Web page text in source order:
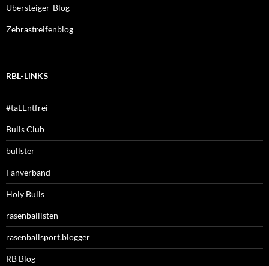
Übersteiger-Blog
Zebrastreifenblog
RBL-LINKS
#taLEntfrei
Bulls Club
bullster
Fanverband
Holy Bulls
rasenballisten
rasenballsport.blogger
RB Blog